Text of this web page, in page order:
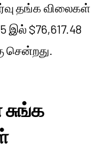
தங்க விலைகள்
இல் $76,617.48
சென்றது.